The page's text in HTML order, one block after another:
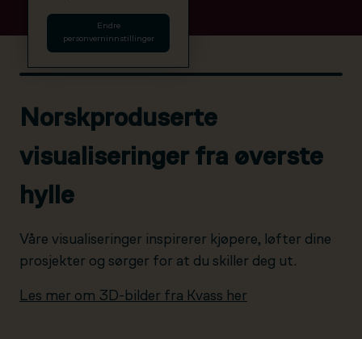
Endre
personverninnstillinger
Norskproduserte
visualiseringer fra øverste
hylle
Våre visualiseringer inspirerer kjøpere, løfter dine
prosjekter og sørger for at du skiller deg ut.
Les mer om 3D-bilder fra Kvass her